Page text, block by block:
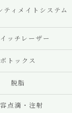
ティメイトシステム
ッチレーザー
ボトックス
脱脂
点滴・注射